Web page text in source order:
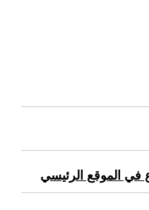
في الموقع الرئيسي